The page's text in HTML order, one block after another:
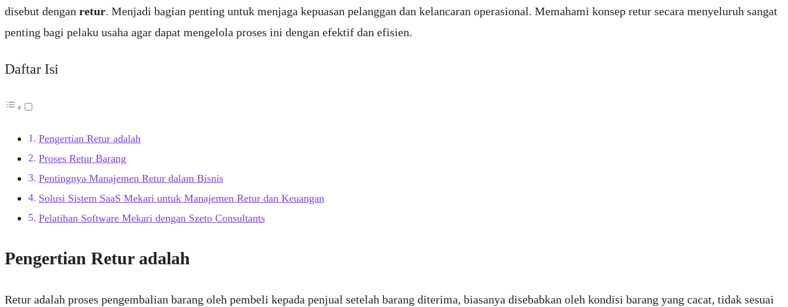
disebut dengan retur. Menjadi bagian penting untuk menjaga kepuasan pelanggan dan kelancaran operasional. Memahami konsep retur secara menyeluruh sangat
penting bagi pelaku usaha agar dapat mengelola proses ini dengan efektif dan efisien.
Daftar Isi
Pengertian Retur adalah
Proses Retur Barang
Pentingnya Manajemen Retur dalam Bisnis
Solusi Sistem SaaS Mekari untuk Manajemen Retur dan Keuangan
Pelatihan Software Mekari dengan Szeto Consultants
Pengertian Retur adalah
Retur adalah proses pengembalian barang oleh pembeli kepada penjual setelah barang diterima, biasanya disebabkan oleh kondisi barang yang cacat, tidak sesuai